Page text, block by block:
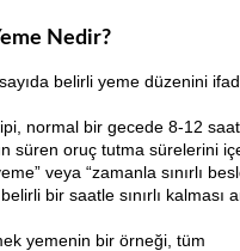
Nedir?
belirli yeme düzenini
tipi, normal bir gecede 8-12
süren oruç tutma sürelerini
veya “zamanla sınırlı
bir saatle sınırlı kalması
yemenin bir örneği, tüm